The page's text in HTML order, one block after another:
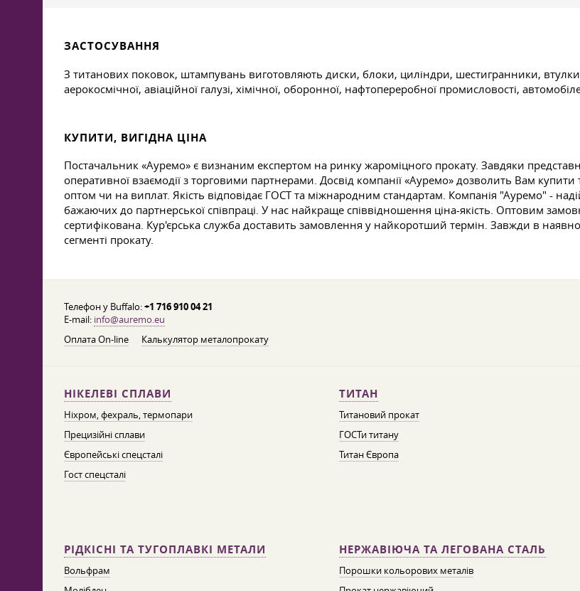
ЗАСТОСУВАННЯ
З титанових поковок, штампувань виготовляють диски, блоки, циліндри, шестигранники,
аерокосмічної, авіаційної галузі, хімічної, оборонної, нафтопереробної промисловості,
КУПИТИ, ВИГІДНА ЦІНА
Постачальник «Ауремо» є визнаним експертом на ринку жароміцного прокату. Завдяки
оперативної взаємодії з торговими партнерами. Досвід компанії «Ауремо» дозволить Вам купити
оптом чи на виплат. Якість відповідає ГОСТ та міжнародним стандартам. Компанія "Ауремо" -
бажаючих до партнерської співпраці. У нас найкраще співвідношення ціна-якість. Оптовим
сертифікована. Кур'єрська служба доставить замовлення у найкоротший термін. Завжди в
сегменті прокату.
Телефон у Buffalo:+1 716 910 04 21
E-mail: info@auremo.eu
Оплата On-line
Калькулятор металопрокату
НІКЕЛЕВІ СПЛАВИ
Ніхром, фехраль, термопари
Прецизійні сплави
Європейські спецсталі
Гост спецсталі
ТИТАН
Титановий прокат
ГОСТи титану
Титан Європа
РІДКІСНІ ТА ТУГОПЛАВКІ МЕТАЛИ
Вольфрам
НЕРЖАВІЮЧА ТА ЛЕГОВАНА СТАЛЬ
Порошки кольорових металів